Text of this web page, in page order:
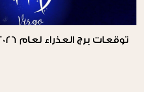
توقعات برج العذراء لعام 2026